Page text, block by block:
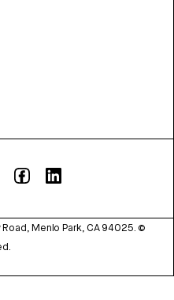
Menlo Park, CA 94025. ©